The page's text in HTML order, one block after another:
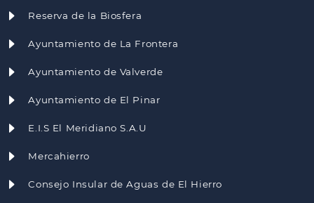
Reserva de la Biosfera
Ayuntamiento de La Frontera
Ayuntamiento de Valverde
Ayuntamiento de El Pinar
E.I.S El Meridiano S.A.U
Mercahierro
Consejo Insular de Aguas de El Hierro